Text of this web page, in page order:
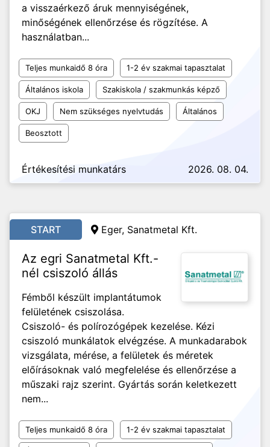
a visszaérkező áruk mennyiségének,
minőségének ellenőrzése és rögzítése. A
használatban...
Teljes munkaidő 8 óra 1-2 év szakmai tapasztalat
Általános iskola Szakiskola / szakmunkás képző
OKJ Nem szükséges nyelvtudás Általános
Beosztott
Értékesítési munkatárs 2026. 08. 04.
START Eger, Sanatmetal Kft.
Az egri Sanatmetal Kft.-
nél csiszoló állás
Fémből készült implantátumok
felületének csiszolása.
Csiszoló- és polírozógépek kezelése. Kézi
csiszoló munkálatok elvégzése. A munkadarabok
vizsgálata, mérése, a felületek és méretek
előírásoknak való megfelelése és ellenőrzése a
műszaki rajz szerint. Gyártás során keletkezett
nem...
Teljes munkaidő 8 óra 1-2 év szakmai tapasztalat